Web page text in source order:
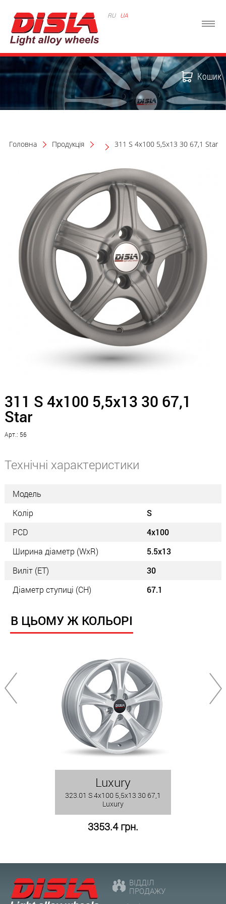
RU UA
Кошик
Головна Продукція 311 S 4x100 5,5x13 30 67,1 Star
311 S 4x100 5,5x13 30 67,1
Star
Арт.: 56
Технічні характеристики
Модель
Колір
S
PCD
4x100
Ширина діаметр (WxR)
5.5x13
Виліт (ET)
30
Діаметр ступиці (СН)
67.1
В ЦЬОМУ Ж КОЛЬОРІ
Luxury
323.01 S 4x100 5,5x13 30 67,1
Luxury
3353.4 грн.
ВІДДІЛ
ПРОДАЖУ